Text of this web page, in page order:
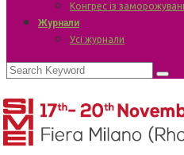
Конгрес із
Журнали
Усі журнали